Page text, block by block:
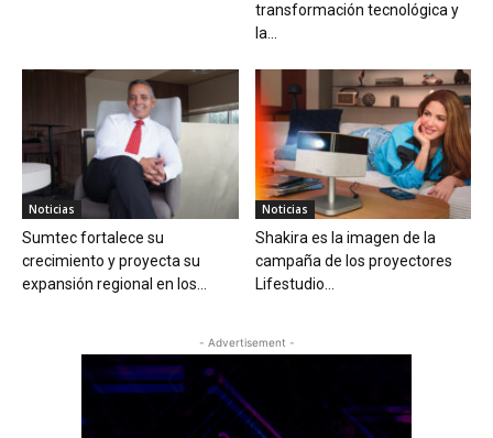
transformación tecnológica y
la...
Noticias
Sumtec fortalece su
crecimiento y proyecta su
expansión regional en los...
Noticias
Shakira es la imagen de la
campaña de los proyectores
Lifestudio...
- Advertisement -